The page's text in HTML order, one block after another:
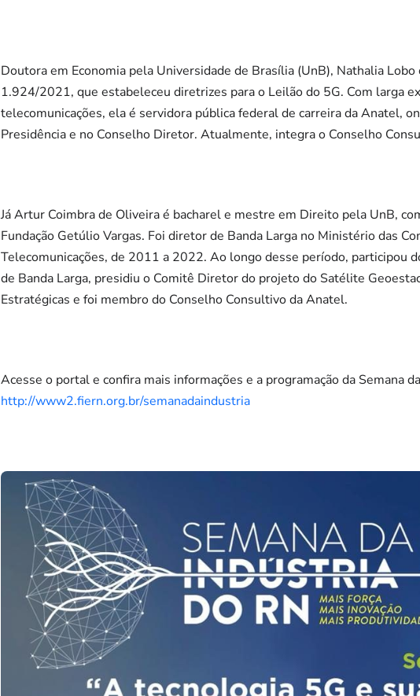
Doutora em Economia pela Universidade de Brasília (UnB), Nathalia
1.924/2021, que estabeleceu diretrizes para o Leilão do 5G. Com larga
telecomunicações, ela é servidora pública federal de carreira da Anatel,
Presidência e no Conselho Diretor. Atualmente, integra o Conselho
Já Artur Coimbra de Oliveira é bacharel e mestre em Direito pela UnB,
Fundação Getúlio Vargas. Foi diretor de Banda Larga no Ministério das
Telecomunicações, de 2011 a 2022. Ao longo desse período, participou
de Banda Larga, presidiu o Comitê Diretor do projeto do Satélite
Estratégicas e foi membro do Conselho Consultivo da Anatel.
Acesse o portal e confira mais informações e a programação da Semana
http://www2.fiern.org.br/semanadaindustria